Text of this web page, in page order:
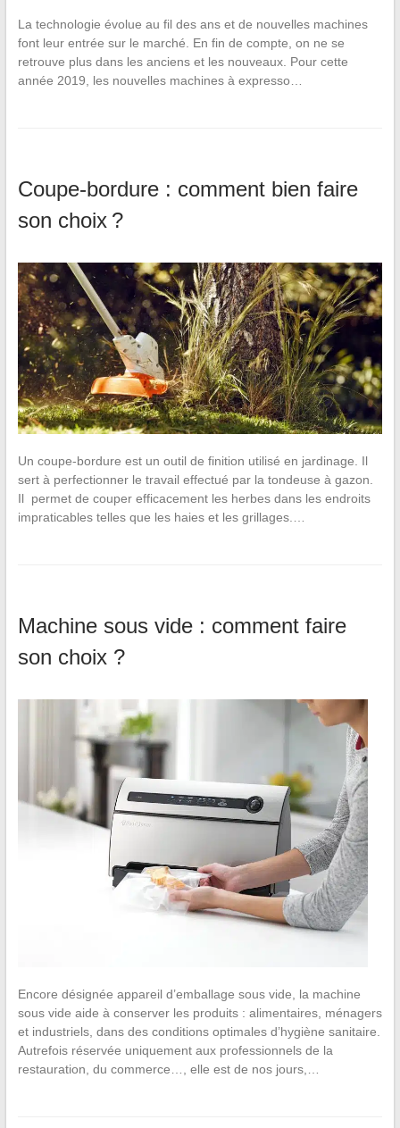
La technologie évolue au fil des ans et de nouvelles machines
font leur entrée sur le marché. En fin de compte, on ne se
retrouve plus dans les anciens et les nouveaux. Pour cette
année 2019, les nouvelles machines à expresso…
Coupe-bordure : comment bien faire
son choix ?
Un coupe-bordure est un outil de finition utilisé en jardinage. Il
sert à perfectionner le travail effectué par la tondeuse à gazon.
Il permet de couper efficacement les herbes dans les endroits
impraticables telles que les haies et les grillages.…
Machine sous vide : comment faire
son choix ?
Encore désignée appareil d’emballage sous vide, la machine
sous vide aide à conserver les produits : alimentaires, ménagers
et industriels, dans des conditions optimales d’hygiène sanitaire.
Autrefois réservée uniquement aux professionnels de la
restauration, du commerce…, elle est de nos jours,…